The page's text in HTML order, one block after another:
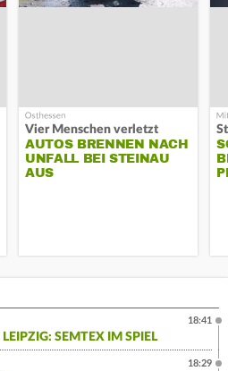
Vier Menschen verletzt
AUTOS BRENNEN NACH
UNFALL BEI STEINAU
AUS
SEMTEX IM SPIEL
18:41
18:29